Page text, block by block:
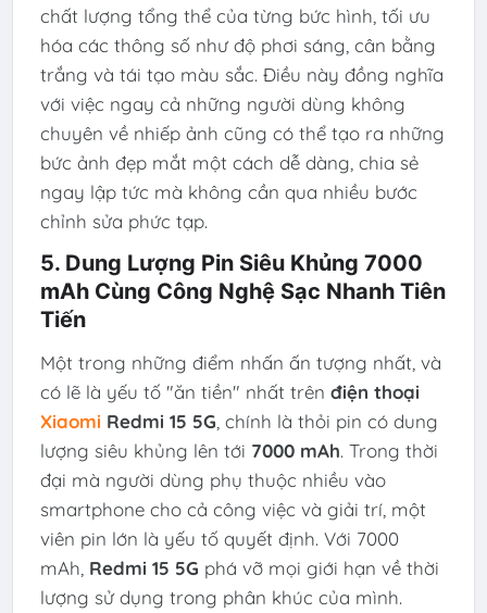
chất lượng tổng thể của từng bức hình, tối ưu
hóa các thông số như độ phơi sáng, cân bằng
trắng và tái tạo màu sắc. Điều này đồng nghĩa
với việc ngay cả những người dùng không
chuyên về nhiếp ảnh cũng có thể tạo ra những
bức ảnh đẹp mắt một cách dễ dàng, chia sẻ
ngay lập tức mà không cần qua nhiều bước
chỉnh sửa phức tạp.
5. Dung Lượng Pin Siêu Khủng 7000
mAh Cùng Công Nghệ Sạc Nhanh Tiên
Tiến
Một trong những điểm nhấn ấn tượng nhất, và
có lẽ là yếu tố "ăn tiền" nhất trên điện thoại
Xiaomi Redmi 15 5G , chính là thỏi pin có dung
lượng siêu khủng lên tới 7000 mAh. Trong thời
đại mà người dùng phụ thuộc nhiều vào
smartphone cho cả công việc và giải trí, một
viên pin lớn là yếu tố quyết định. Với 7000
mAh, Redmi 15 5G phá vỡ mọi giới hạn về thời
lượng sử dụng trong phân khúc của mình.